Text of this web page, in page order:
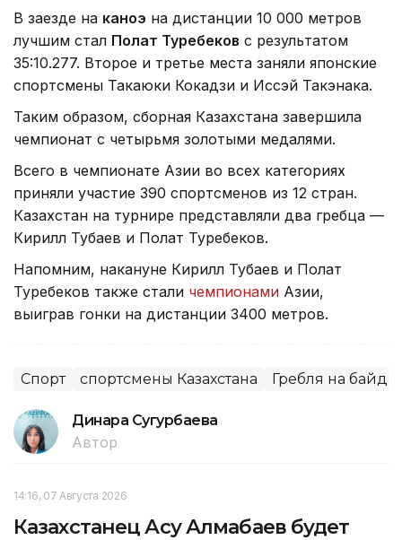
В заезде на каноэ на дистанции 10 000 метров
лучшим стал Полат Туребеков с результатом
35:10.277. Второе и третье места заняли японские
спортсмены Такаюки Кокадзи и Иссэй Такэнака.
Таким образом, сборная Казахстана завершила
чемпионат с четырьмя золотыми медалями.
Всего в чемпионате Азии во всех категориях
приняли участие 390 спортсменов из 12 стран.
Казахстан на турнире представляли два гребца —
Кирилл Тубаев и Полат Туребеков.
Напомним, накануне Кирилл Тубаев и Полат
Туребеков также стали чемпионами Азии,
выиграв гонки на дистанции 3400 метров.
Спорт спортсмены Казахстана Гребля на
Динара Сугурбаева
Автор
14:16, 07 Августа 2026
Казахстанец Асу Алмабаев будет